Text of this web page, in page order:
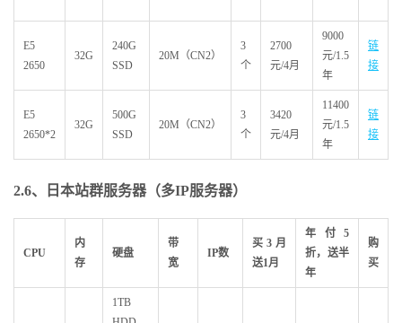
E5
2650
32G
240G
SSD
20M（CN2）
3
个
2700
元/4月
9000
元/1.5
年
链
接
E5
2650*2
32G
500G
SSD
20M（CN2）
3
个
3420
元/4月
11400
元/1.5
年
链
接
2.6、日本站群服务器（多IP服务器）
CPU
内
存
硬盘
带
宽
IP数
买3 月
送1 月
年付5
折，送半
年
购
买
1TB